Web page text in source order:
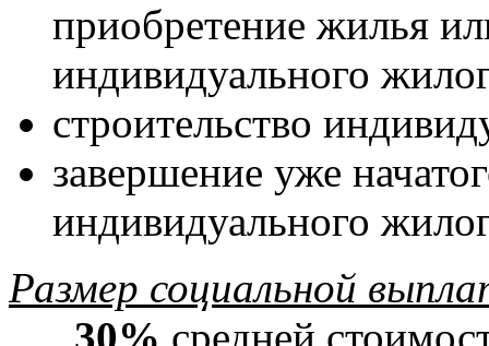
приобретение жилья
индивидуального
строительство
завершение уже
индивидуального
Размер социальной